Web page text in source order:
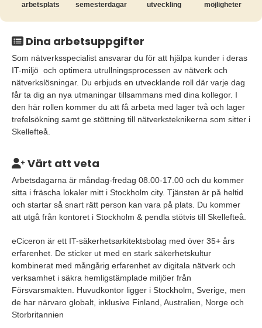
arbetsplats
semesterdagar
utveckling
möjligheter
Dina arbetsuppgifter
Som nätverksspecialist ansvarar du för att hjälpa kunder i deras
IT-miljö och optimera utrullningsprocessen av nätverk och
nätverkslösningar. Du erbjuds en utvecklande roll där varje dag
får ta dig an nya utmaningar tillsammans med dina kollegor. I
den här rollen kommer du att få arbeta med lager två och lager
trefelsökning samt ge stöttning till nätverksteknikerna som sitter i
Skellefteå.
Värt att veta
Arbetsdagarna är måndag-fredag 08.00-17.00 och du kommer
sitta i fräscha lokaler mitt i Stockholm city. Tjänsten är på heltid
och startar så snart rätt person kan vara på plats. Du kommer
att utgå från kontoret i Stockholm & pendla stötvis till Skellefteå.
eCiceron är ett IT-säkerhetsarkitektsbolag med över 35+ års
erfarenhet. De sticker ut med en stark säkerhetskultur
kombinerat med mångårig erfarenhet av digitala nätverk och
verksamhet i säkra hemligstämplade miljöer från
Försvarsmakten. Huvudkontor ligger i Stockholm, Sverige, men
de har närvaro globalt, inklusive Finland, Australien, Norge och
Storbritannien